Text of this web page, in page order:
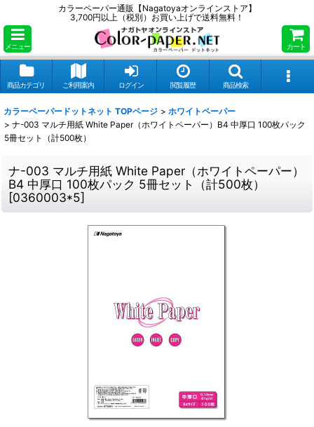
カラーペーパー通販【Nagatoyaオンラインストア】
3,700円以上（税別）お買い上げで送料無料！
メニュー カート
商品カテゴリ ご利用案内 ログイン 閲覧履歴 商品検索
カラーペーパードットネット TOPページ > ホワイトペーパー
> ナ-003 マルチ用紙 White Paper（ホワイトペーパー）B4 中厚口 100枚パック
5冊セット（計500枚）
ナ-003 マルチ用紙 White Paper（ホワイトペーパー）
B4 中厚口 100枚パック 5冊セット（計500枚）
[0360003*5]